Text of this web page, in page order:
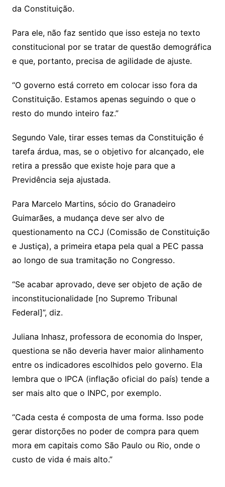
da Constituição.
Para ele, não faz sentido que isso esteja no texto
constitucional por se tratar de questão demográfica
e que, portanto, precisa de agilidade de ajuste.
“O governo está correto em colocar isso fora da
Constituição. Estamos apenas seguindo o que o
resto do mundo inteiro faz.”
Segundo Vale, tirar esses temas da Constituição é
tarefa árdua, mas, se o objetivo for alcançado, ele
retira a pressão que existe hoje para que a
Previdência seja ajustada.
Para Marcelo Martins, sócio do Granadeiro
Guimarães, a mudança deve ser alvo de
questionamento na CCJ (Comissão de Constituição
e Justiça), a primeira etapa pela qual a PEC passa
ao longo de sua tramitação no Congresso.
“Se acabar aprovado, deve ser objeto de ação de
inconstitucionalidade [no Supremo Tribunal
Federal]”, diz.
Juliana Inhasz, professora de economia do Insper,
questiona se não deveria haver maior alinhamento
entre os indicadores escolhidos pelo governo. Ela
lembra que o IPCA (inflação oficial do país) tende a
ser mais alto que o INPC, por exemplo.
“Cada cesta é composta de uma forma. Isso pode
gerar distorções no poder de compra para quem
mora em capitais como São Paulo ou Rio, onde o
custo de vida é mais alto.”